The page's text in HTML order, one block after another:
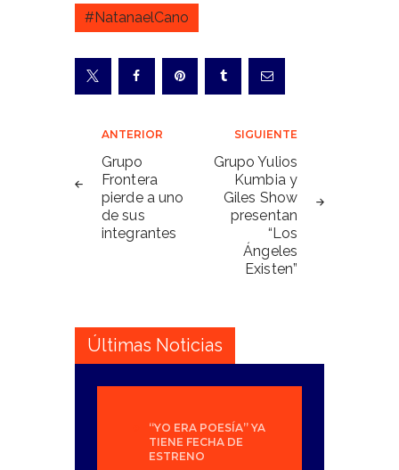
#NatanaelCano
Navegación
de
entradas
ANTERIOR
Grupo
Frontera
pierde a uno
de sus
integrantes
SIGUIENTE
Grupo Yulios
Kumbia y
Giles Show
presentan
“Los
Ángeles
Existen”
Últimas Noticias
“YO ERA POESÍA” YA
TIENE FECHA DE
ESTRENO